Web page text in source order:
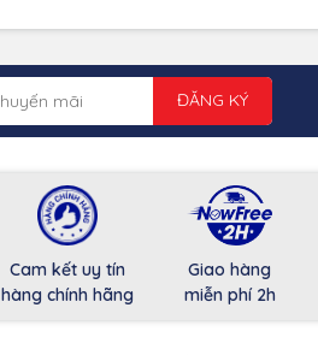
ĐĂNG KÝ
Cam kết uy tín
hàng chính hãng
Giao hàng
miễn phí 2h